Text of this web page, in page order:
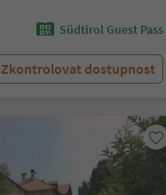
Südtirol Guest Pass
Zkontrolovat dostupnost